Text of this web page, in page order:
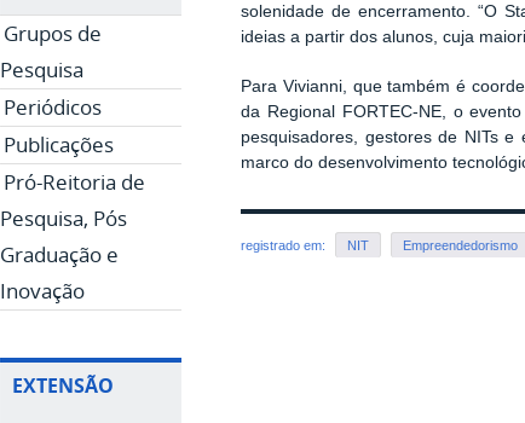
Grupos de
Pesquisa
Periódicos
Publicações
Pró-Reitoria de
Pesquisa, Pós
Graduação e
Inovação
EXTENSÃO
solenidade de encerramento. “O
ideias a partir dos alunos, cuja
Para Vivianni, que também é
da Regional FORTEC-NE, o
pesquisadores, gestores de NITs
marco do desenvolvimento
registrado em: NIT Empreendedorismo